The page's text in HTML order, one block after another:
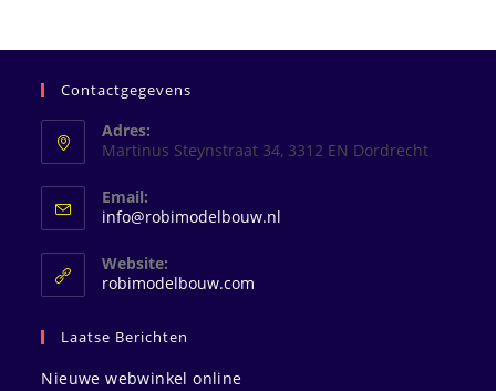
Contactgegevens
Adres:
Martinus Steynstraat 34, 3312 EN Dordrecht
Email:
info@robimodelbouw.nl
Website:
robimodelbouw.com
Laatse Berichten
Nieuwe webwinkel online